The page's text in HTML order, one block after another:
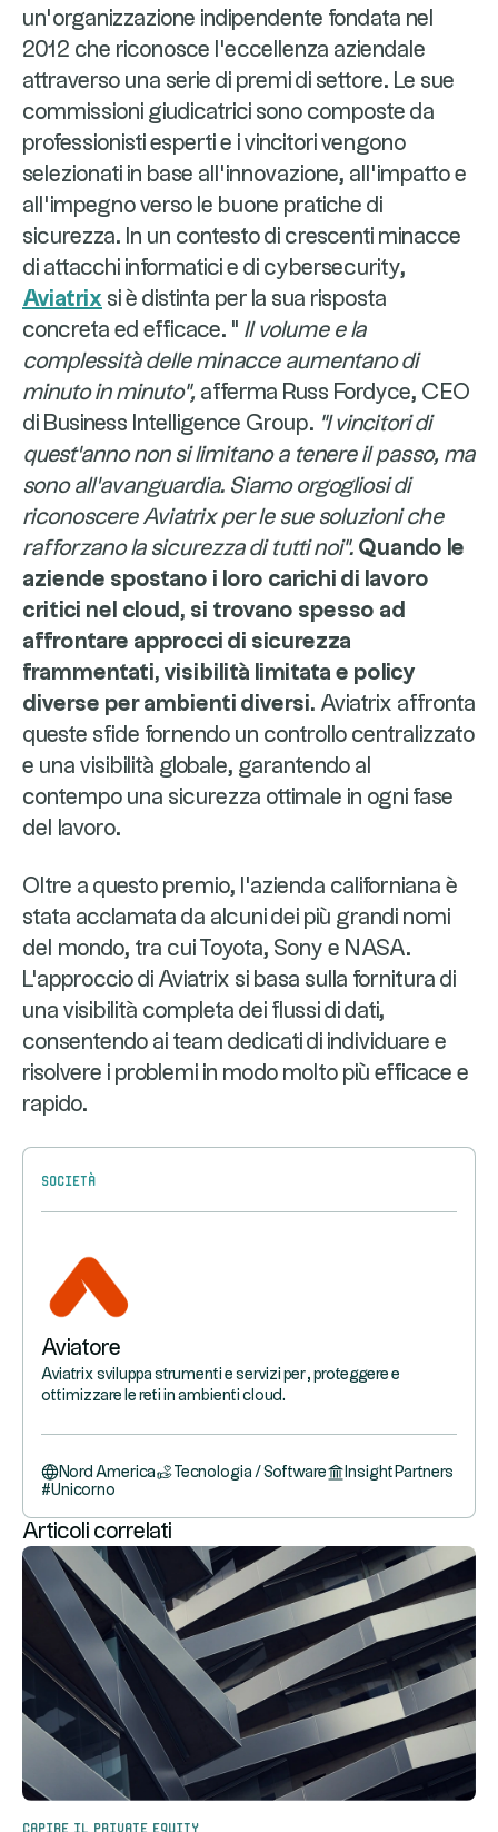
un'organizzazione indipendente fondata nel
2012 che riconosce l'eccellenza aziendale
attraverso una serie di premi di settore. Le sue
commissioni giudicatrici sono composte da
professionisti esperti e i vincitori vengono
selezionati in base all'innovazione, all'impatto e
all'impegno verso le buone pratiche di
sicurezza. In un contesto di crescenti minacce
di attacchi informatici e di cybersecurity,
Aviatrix si è distinta per la sua risposta
concreta ed efficace. " Il volume e la
complessità delle minacce aumentano di
minuto in minuto", afferma Russ Fordyce, CEO
di Business Intelligence Group. "I vincitori di
quest'anno non si limitano a tenere il passo, ma
sono all'avanguardia. Siamo orgogliosi di
riconoscere Aviatrix per le sue soluzioni che
rafforzano la sicurezza di tutti noi". Quando le
aziende spostano i loro carichi di lavoro
critici nel cloud, si trovano spesso ad
affrontare approcci di sicurezza
frammentati, visibilità limitata e policy
diverse per ambienti diversi. Aviatrix affronta
queste sfide fornendo un controllo centralizzato
e una visibilità globale, garantendo al
contempo una sicurezza ottimale in ogni fase
del lavoro.
Oltre a questo premio, l'azienda californiana è
stata acclamata da alcuni dei più grandi nomi
del mondo, tra cui Toyota, Sony e NASA.
L'approccio di Aviatrix si basa sulla fornitura di
una visibilità completa dei flussi di dati,
consentendo ai team dedicati di individuare e
risolvere i problemi in modo molto più efficace e
rapido.
Società
Aviatore
Aviatrix sviluppa strumenti e servizi per , proteggere e
ottimizzare le reti in ambienti cloud.
Nord America Tecnologia / Software
Insight Partners
#Unicorno
Articoli correlati
Capire il private equity